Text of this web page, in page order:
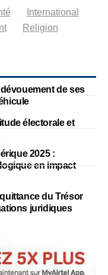
International
Religion
de ses
électorale et
2025 :
en impact
du Trésor
juridiques